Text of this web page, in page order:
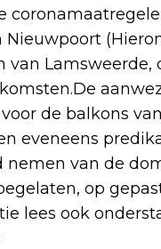
Lamsweerde,
de balkons
eveneens
van de
op
lees ook